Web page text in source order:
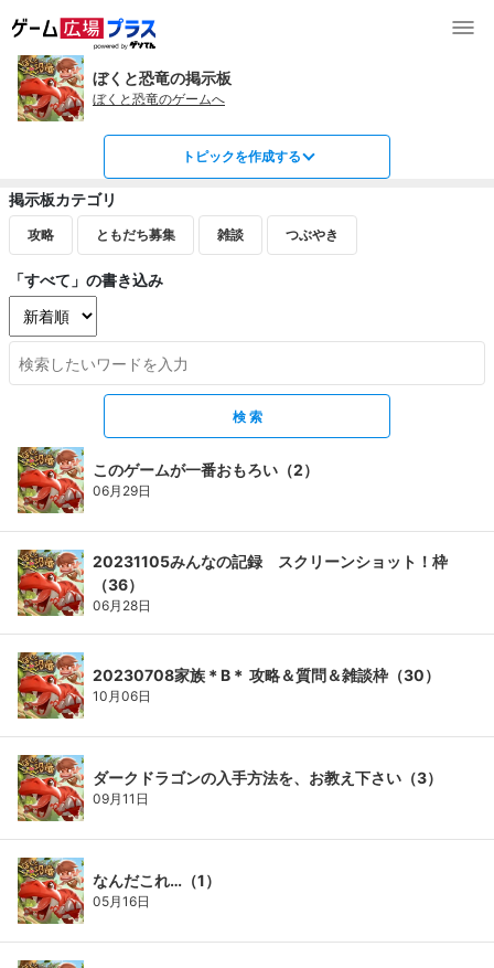
ぼくと恐竜の掲示板
ぼくと恐竜のゲームへ
トピックを作成する
掲示板カテゴリ
攻略 ともだち募集 雑談 つぶやき
「すべて」の書き込み
このゲームが一番おもろい（2）
06月29日
20231105みんなの記録 スクリーンショット！枠
（36）
06月28日
20230708家族＊B＊ 攻略＆質問＆雑談枠（30）
10月06日
ダークドラゴンの入手方法を、お教え下さい（3）
09月11日
なんだこれ…（1）
05月16日